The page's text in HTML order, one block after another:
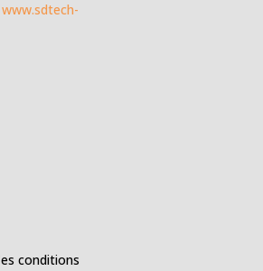
www.sdtech-
conditions